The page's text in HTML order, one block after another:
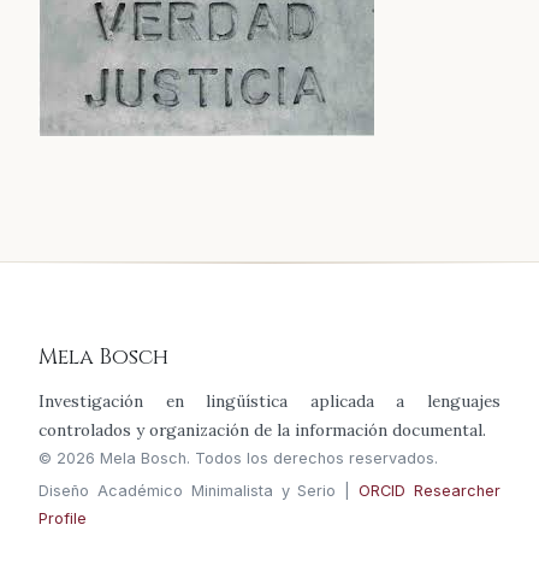
Mela Bosch
Investigación en lingüística aplicada a lenguajes
controlados y organización de la información documental.
© 2026 Mela Bosch. Todos los derechos reservados.
Diseño Académico Minimalista y Serio |ORCID Researcher
Profile